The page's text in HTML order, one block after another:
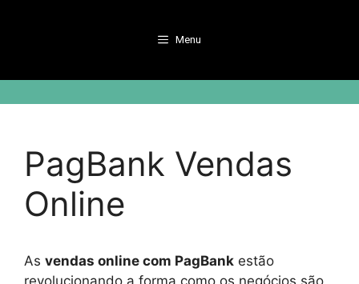
Menu
PagBank Vendas
Online
As vendas online com PagBank estão
revolucionando a forma como os negócios são